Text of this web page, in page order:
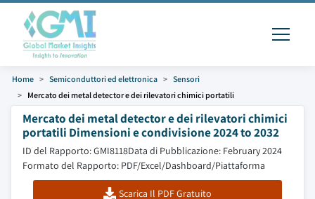
Home Semiconduttori ed elettronica
Sensori
Mercato dei metal detector e dei rilevatori chimici portatili
Mercato dei metal detector e dei rilevatori chimici
portatili Dimensioni e condivisione 2024 to 2032
ID del Rapporto: GMI8118Data di Pubblicazione: February 2024
Formato del Rapporto: PDF/Excel/Dashboard/Piattaforma
Scarica Il PDF Gratuito